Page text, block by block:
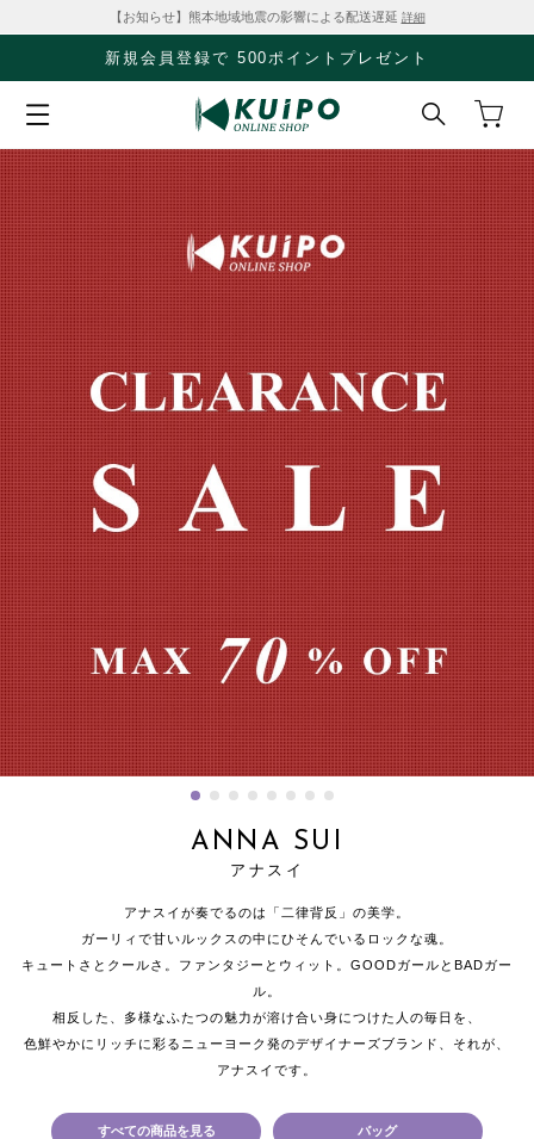
【お知らせ】熊本地域地震の影響による配送遅延 詳細
新規会員登録で 500ポイントプレゼント
ANNA SUI
アナスイ
アナスイが奏でるのは「二律背反」の美学。
ガーリィで甘いルックスの中にひそんでいるロックな魂。
キュートさとクールさ。ファンタジーとウィット。GOODガールとBADガー
ル。
相反した、多様なふたつの魅力が溶け合い身につけた人の毎日を、
色鮮やかにリッチに彩るニューヨーク発のデザイナーズブランド、それが、
アナスイです。
すべての商品を見る バッグ